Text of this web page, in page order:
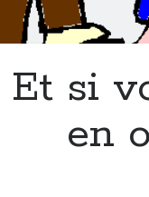
Et si
en